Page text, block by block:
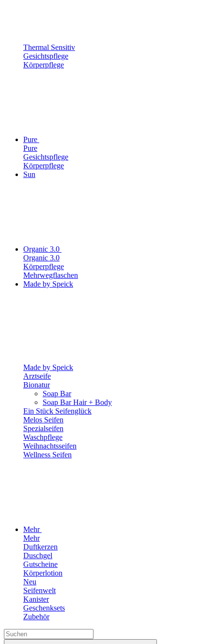
Thermal Sensitiv
Gesichtspflege
Körperpflege
Pure
Pure
Gesichtspflege
Körperpflege
Sun
Organic 3.0
Organic 3.0
Körperpflege
Mehrwegflaschen
Made by Speick
Made by Speick
Arztseife
Bionatur
Soap Bar
Soap Bar Hair + Body
Ein Stück Seifenglück
Melos Seifen
Spezialseifen
Waschpflege
Weihnachtsseifen
Wellness Seifen
Mehr
Mehr
Duftkerzen
Duschgel
Gutscheine
Körperlotion
Neu
Seifenwelt
Kanister
Geschenksets
Zubehör